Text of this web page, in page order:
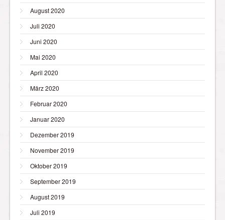
August 2020
Juli 2020
Juni 2020
Mai 2020
April 2020
März 2020
Februar 2020
Januar 2020
Dezember 2019
November 2019
Oktober 2019
September 2019
August 2019
Juli 2019